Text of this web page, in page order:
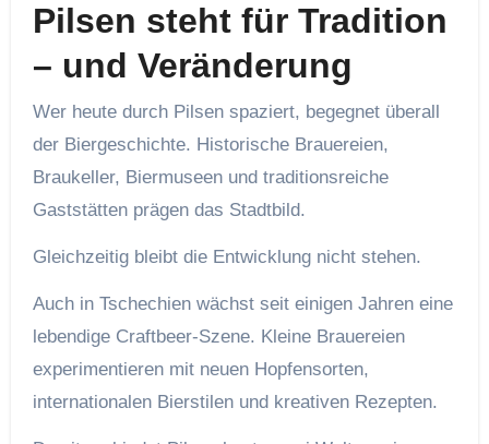
Pilsen steht für Tradition
– und Veränderung
Wer heute durch Pilsen spaziert, begegnet überall
der Biergeschichte. Historische Brauereien,
Braukeller, Biermuseen und traditionsreiche
Gaststätten prägen das Stadtbild.
Gleichzeitig bleibt die Entwicklung nicht stehen.
Auch in Tschechien wächst seit einigen Jahren eine
lebendige Craftbeer-Szene. Kleine Brauereien
experimentieren mit neuen Hopfensorten,
internationalen Bierstilen und kreativen Rezepten.